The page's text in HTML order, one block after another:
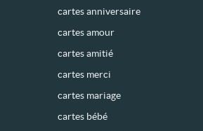
cartes anniversaire
cartes amour
cartes amitié
cartes merci
cartes mariage
cartes bébé